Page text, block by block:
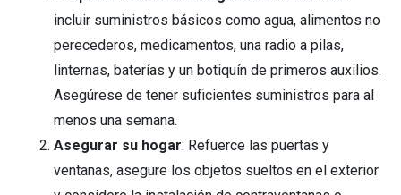
incluir suministros básicos como agua, alimentos no
perecederos, medicamentos, una radio a pilas,
linternas, baterías y un botiquín de primeros auxilios.
Asegúrese de tener suficientes suministros para al
menos una semana.
Asegurar su hogar: Refuerce las puertas y
ventanas, asegure los objetos sueltos en el exterior